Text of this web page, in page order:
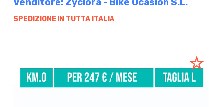
Venditore: Zyclora - Bike Ocasión S.L.
SPEDIZIONE IN TUTTA ITALIA